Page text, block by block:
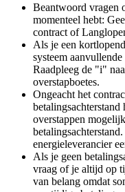
Beantwoord vragen
momenteel hebt:
contract of
Als je een
systeem
Raadpleeg de "i"
overstapboetes.
Ongeacht het
overstappen
energieleverancier
Als je geen
vraag of je altijd op
van belang omdat